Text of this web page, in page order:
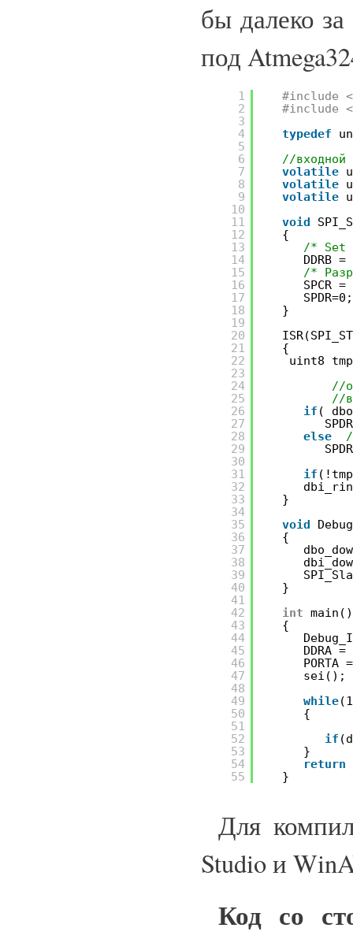
бы далеко
под
1
2
3
4
5
6
7
8
9
10
11
12
13
14
15
16
17
18
19
20
21
22
23
24
25
26
27
28
29
30
31
32
33
34
35
36
37
38
39
40
41
42
43
44
45
46
47
48
49
50
51
52
53
54
55
#include
#include
typedef
//входной
volatile
volatile
volatile
void
{
/* Set
DDRB
/*
SPCR
}
{
uint8
//
//в
if (
else
if
}
void
{
}
int
{
DDRA
while
{
if
}
return
}
Для
Studio и
Код со